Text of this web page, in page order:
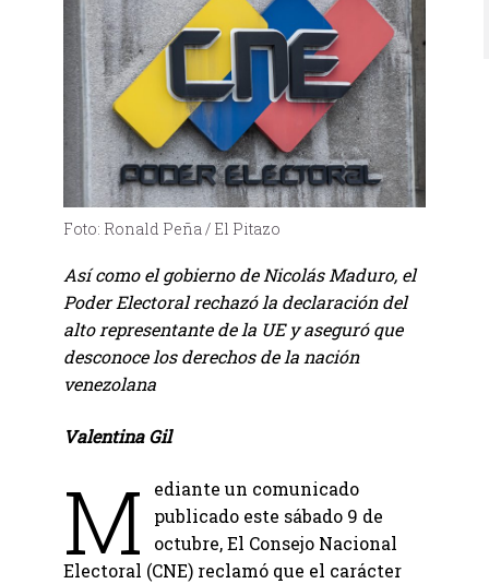
Foto: Ronald Peña / El Pitazo
Así como el gobierno de Nicolás Maduro, el
Poder Electoral rechazó la declaración del
alto representante de la UE y aseguró que
desconoce los derechos de la nación
venezolana
Valentina Gil
M
ediante un comunicado
publicado este sábado 9 de
octubre, El Consejo Nacional
Electoral (CNE) reclamó que el carácter